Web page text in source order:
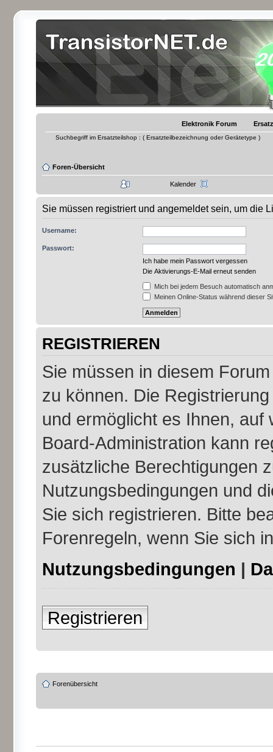
Elektronik Forum
Suchbegriff im Ersatzteilshop : ( Ersatzteilbezeichnung oder Gerätetype )
Foren-Übersicht
Kalender
Sie müssen registriert und angemeldet sein, um die
Username:
Passwort:
Ich habe mein Passwort vergessen
Die Aktivierungs-E-Mail erneut senden
Mich bei jedem Besuch automatisch
Meinen Online-Status während dieser
REGISTRIEREN
Sie müssen in diesem
zu können. Die
und ermöglicht es Ihnen,
Board-Administration kann
zusätzliche Berechtigungen
Nutzungsbedingungen und
Sie sich registrieren. Bitte
Forenregeln, wenn Sie sich
Nutzungsbedingungen |
Registrieren
Forenübersicht